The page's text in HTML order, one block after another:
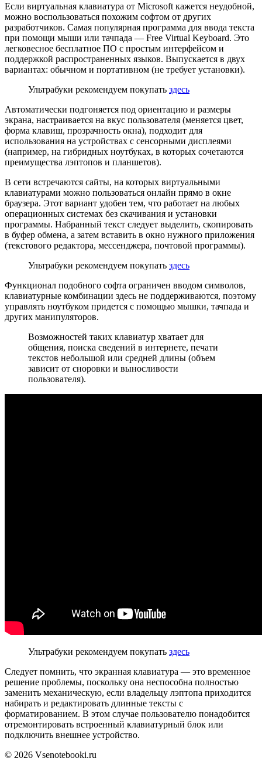
Если виртуальная клавиатура от Microsoft кажется неудобной,
можно воспользоваться похожим софтом от других
разработчиков. Самая популярная программа для ввода текста
при помощи мыши или тачпада — Free Virtual Keyboard. Это
легковесное бесплатное ПО с простым интерфейсом и
поддержкой распространенных языков. Выпускается в двух
вариантах: обычном и портативном (не требует установки).
Ультрабуки рекомендуем покупать здесь
Автоматически подгоняется под ориентацию и размеры
экрана, настраивается на вкус пользователя (меняется цвет,
форма клавиш, прозрачность окна), подходит для
использования на устройствах с сенсорными дисплеями
(например, на гибридных ноутбуках, в которых сочетаются
преимущества лэптопов и планшетов).
В сети встречаются сайты, на которых виртуальными
клавиатурами можно пользоваться онлайн прямо в окне
браузера. Этот вариант удобен тем, что работает на любых
операционных системах без скачивания и установки
программы. Набранный текст следует выделить, скопировать
в буфер обмена, а затем вставить в окно нужного приложения
(текстового редактора, мессенджера, почтовой программы).
Ультрабуки рекомендуем покупать здесь
Функционал подобного софта ограничен вводом символов,
клавиатурные комбинации здесь не поддерживаются, поэтому
управлять ноутбуком придется с помощью мышки, тачпада и
других манипуляторов.
Возможностей таких клавиатур хватает для
общения, поиска сведений в интернете, печати
текстов небольшой или средней длины (объем
зависит от сноровки и выносливости
пользователя).
Ультрабуки рекомендуем покупать здесь
Следует помнить, что экранная клавиатура — это временное
решение проблемы, поскольку она неспособна полностью
заменить механическую, если владельцу лэптопа приходится
набирать и редактировать длинные тексты с
форматированием. В этом случае пользователю понадобится
отремонтировать встроенный клавиатурный блок или
подключить внешнее устройство.
© 2026 Vsenotebooki.ru